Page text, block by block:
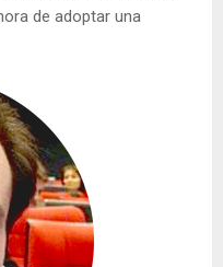
de adoptar una